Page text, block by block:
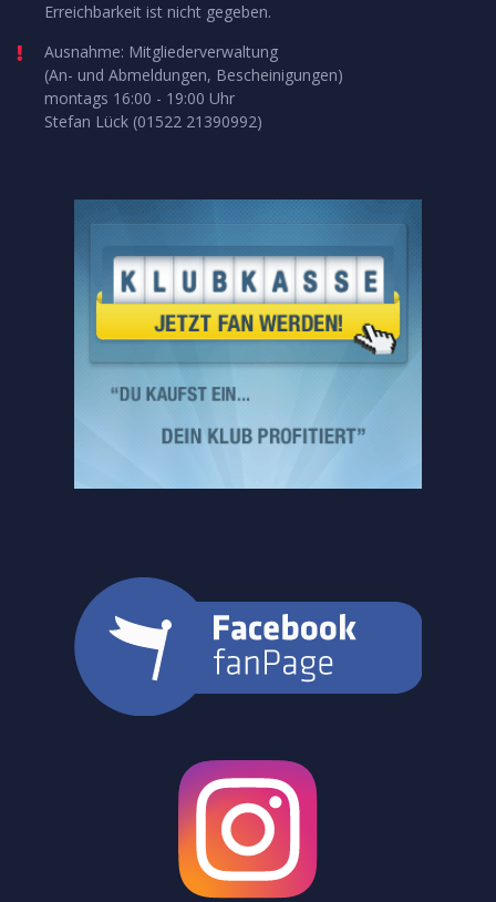
Erreichbarkeit ist nicht gegeben.
Ausnahme: Mitgliederverwaltung
(An- und Abmeldungen, Bescheinigungen)
montags 16:00 - 19:00 Uhr
Stefan Lück (01522 21390992)